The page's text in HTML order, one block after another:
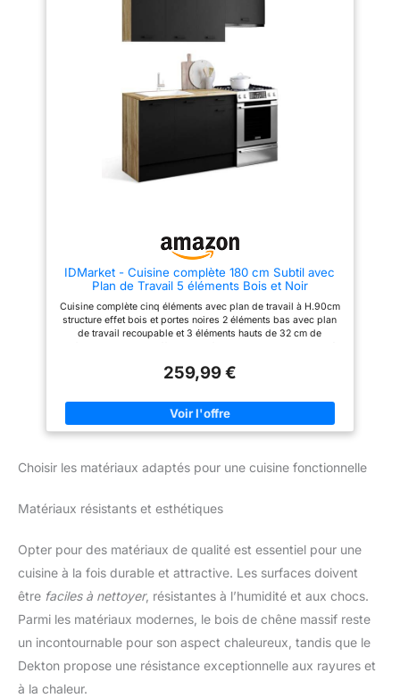
d'épaisseur, notre meuble bas
élégant. La finition blanche
apporte une esthétique pure et
lumineuse qui s'intègre
rangement, est composé de
dans le temps. FACILITÉ
éléments sont pré-percés et
vous recevez un colis unique
inclus. L'installation des
meubles est facile et rapide
grâce à notre notice simple et
IDMarket - Cuisine complète 180 cm Subtil avec
Plan de Travail 5 éléments Bois et Noir
Cuisine complète cinq éléments avec plan de travail à H.90cm
structure effet bois et portes noires 2 éléments bas avec plan
de travail recoupable et 3 éléments hauts de 32 cm de
façades en PB 15 mm - Plan de travail de 2.5 cm d'épaisseur 2
32 cm de profondeur + plan de travail
259,99 €
Choisir les matériaux adaptés pour une cuisine fonctionnelle
Matériaux résistants et esthétiques
Opter pour des matériaux de qualité est essentiel pour une
cuisine à la fois durable et attractive. Les surfaces doivent
être faciles à nettoyer, résistantes à l’humidité et aux chocs.
Parmi les matériaux modernes, le bois de chêne massif reste
un incontournable pour son aspect chaleureux, tandis que le
Dekton propose une résistance exceptionnelle aux rayures et
à la chaleur.